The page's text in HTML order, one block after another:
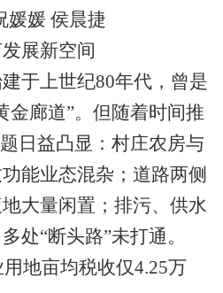
媛 侯晨捷
展新空间
上世纪80年代，曾是
金廊道”。但随着时间推
日益凸显：村庄农房与
能业态混杂；道路两侧
大量闲置；排污、供水
处“断头路”未打通。
地亩均税收仅4.25万